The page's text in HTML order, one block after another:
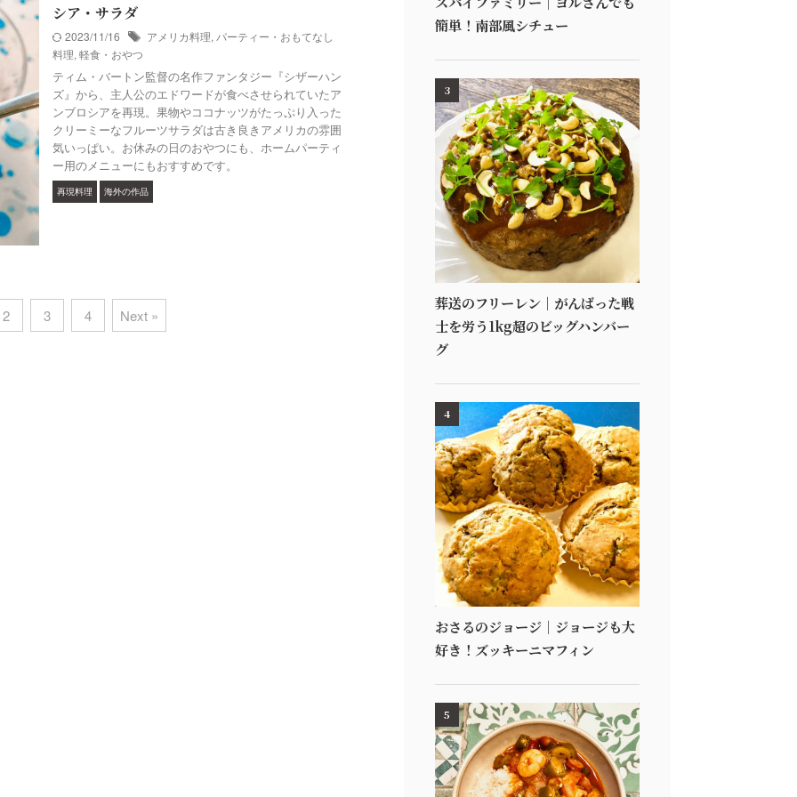
シア・サラダ
2023/11/16 アメリカ料理, パーティー・おもてなし
料理, 軽食・おやつ
ティム・バートン監督の名作ファンタジー『シザーハン
ズ』から、主人公のエドワードが食べさせられていたア
ンブロシアを再現。果物やココナッツがたっぷり入った
クリーミーなフルーツサラダは古き良きアメリカの雰囲
気いっぱい。お休みの日のおやつにも、ホームパーティ
ー用のメニューにもおすすめです。
再現料理 海外の作品
2 3 4 Next »
簡単！南部風シチュー
3
葬送のフリーレン｜がんばった戦
士を労う1kg超のビッグハンバー
グ
4
おさるのジョージ｜ジョージも大
好き！ズッキーニマフィン
5